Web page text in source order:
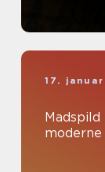
17.
moderne